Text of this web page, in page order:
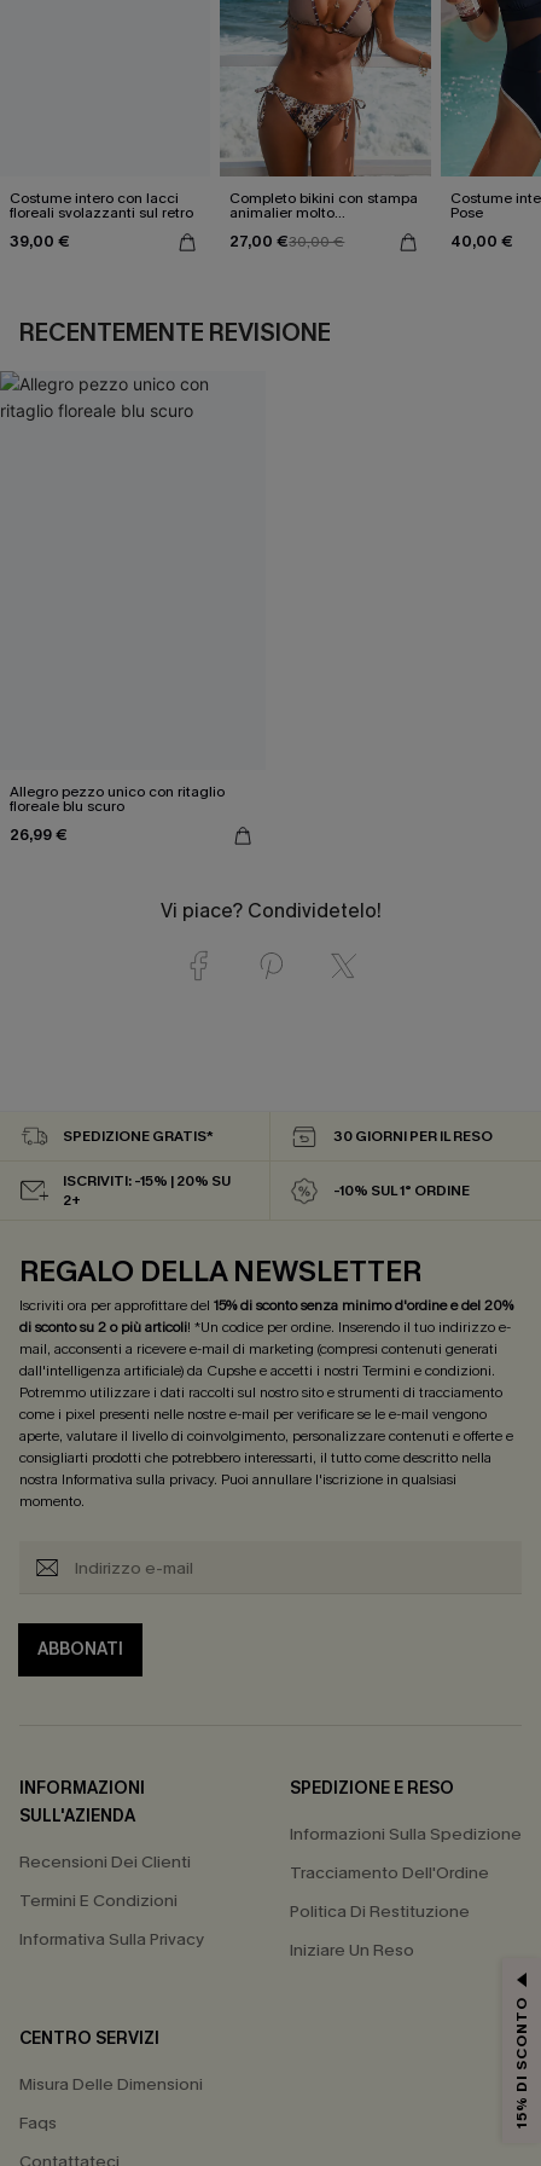
Costume intero con lacci
floreali svolazzanti sul retro
39,00 €
Completo bikini con stampa
animalier molto
27,00 €30,00 €
Costume
Pose
40,00 €
RECENTEMENTE REVISIONE
Allegro pezzo unico con ritaglio
floreale blu scuro
26,99 €
Vi piace? Condividetelo!
SPEDIZIONE GRATIS* 30 GIORNI PER IL RESO
ISCRIVITI: -15% | 20% SU
2+
-10% SUL 1° ORDINE
REGALO DELLA NEWSLETTER
Iscriviti ora per approfittare del 15% di sconto senza minimo d'ordine e del 20%
di sconto su 2 o più articoli! *Un codice per ordine. Inserendo il tuo indirizzo e-
mail, acconsenti a ricevere e-mail di marketing (compresi contenuti generati
dall'intelligenza artificiale) da Cupshe e accetti i nostri Termini e condizioni.
Potremmo utilizzare i dati raccolti sul nostro sito e strumenti di tracciamento
come i pixel presenti nelle nostre e-mail per verificare se le e-mail vengono
aperte, valutare il livello di coinvolgimento, personalizzare contenuti e offerte e
consigliarti prodotti che potrebbero interessarti, il tutto come descritto nella
nostra Informativa sulla privacy. Puoi annullare l'iscrizione in qualsiasi
momento.
ABBONATI
INFORMAZIONI
SULL'AZIENDA
Recensioni Dei Clienti
Termini E Condizioni
Informativa Sulla Privacy
SPEDIZIONE E RESO
Informazioni Sulla Spedizione
Tracciamento Dell'Ordine
Politica Di Restituzione
Iniziare Un Reso
CENTRO SERVIZI
Misura Delle Dimensioni
Faqs
15% DI SCONTO